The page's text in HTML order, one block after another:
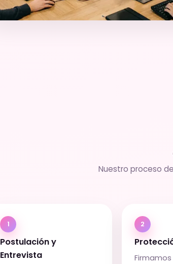
Nuestro proceso
1
Postulación y
Entrevista
2